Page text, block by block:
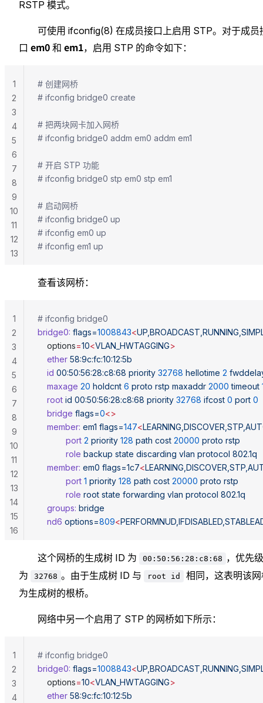
RSTP 模式。
可使用 ifconfig(8) 在成员接口上启用 STP。对于成员
口 em0 和 em1，启用 STP 的命令如下：
# 创建网桥
# ifconfig bridge0 create
# 把两块网卡加入网桥
# ifconfig bridge0 addm em0 addm em1
# 开启 STP 功能
# ifconfig bridge0 stp em0 stp em1
# 启动网桥
# ifconfig bridge0 up
# ifconfig em0 up
# ifconfig em1 up
1
2
3
4
5
6
7
8
9
10
11
12
13
查看该网桥：
# ifconfig bridge0
bridge0: flags=1008843<
	options
=10<VLAN_HWTAGGING>
	ether
58:9c:fc:10:12:5b
	id
00:50:56:28:c8:68 priority 32768 hellotime 2
	maxage
20 holdcnt 6 proto rstp maxaddr 2000 timeout
	root
id 00:50:56:28:c8:68 priority 32768 ifcost 0 port 0
	bridge
flags=0<>
	member:
em1 flags=147<
	        port
2 priority 128 path cost 20000 proto rstp
	        role
backup state discarding vlan protocol 802.1q
	member:
em0 flags=1c7<
	        port
1 priority 128 path cost 20000 proto rstp
	        role
root state forwarding vlan protocol 802.1q
	groups:
bridge
	nd6
options=809<
1
2
3
4
5
6
7
8
9
10
11
12
13
14
15
16
这个网桥的生成树 ID 为 00:50:56:28:c8:68 ，优先级
为
32768 。由于生成树 ID 与 root id
相同，这表明该
为生成树的根桥。
网络中另一个启用了 STP 的网桥如下所示：
# ifconfig bridge0
bridge0: flags=1008843<
	options
=10<VLAN_HWTAGGING>
	ether
58:9c:fc:10:12:5b
1
2
3
4